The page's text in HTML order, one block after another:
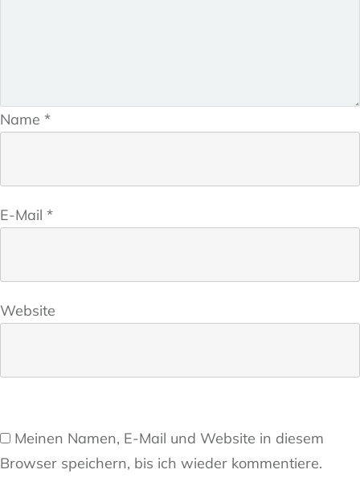
Name *
E-Mail *
Website
Meinen Namen, E-Mail und Website in diesem
Browser speichern, bis ich wieder kommentiere.